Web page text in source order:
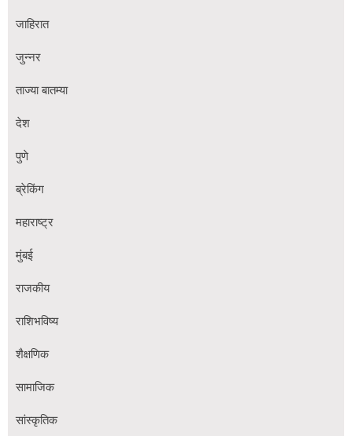
जाहिरात
जुन्नर
ताज्या बातम्या
देश
पुणे
ब्रेकिंग
महाराष्ट्र
मुंबई
राजकीय
राशिभविष्य
शैक्षणिक
सामाजिक
सांस्कृतिक